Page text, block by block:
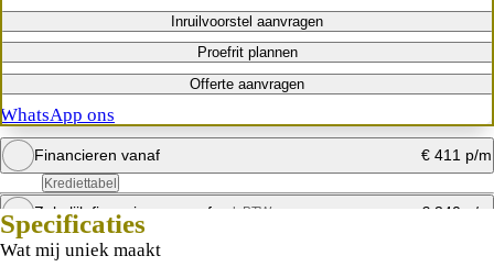
Inruilvoorstel aanvragen
Proefrit plannen
Offerte aanvragen
WhatsApp ons
Financieren vanaf € 411 p/m
Krediettabel
Zakelijk financieren vanafexcl. BTW € 340 p/m
Specificaties
Wat mij uniek maakt